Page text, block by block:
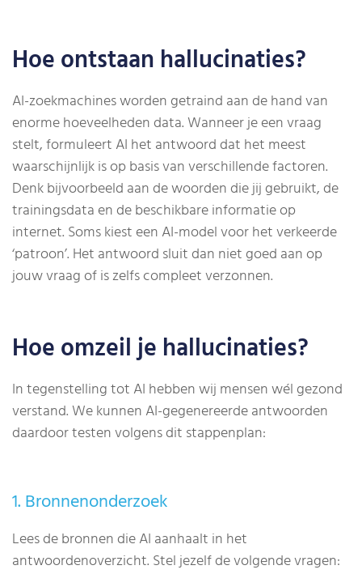
Hoe ontstaan hallucinaties?
AI-zoekmachines worden getraind aan de hand van
enorme hoeveelheden data. Wanneer je een vraag
stelt, formuleert AI het antwoord dat het meest
waarschijnlijk is op basis van verschillende factoren.
Denk bijvoorbeeld aan de woorden die jij gebruikt, de
trainingsdata en de beschikbare informatie op
internet. Soms kiest een AI-model voor het verkeerde
‘patroon’. Het antwoord sluit dan niet goed aan op
jouw vraag of is zelfs compleet verzonnen.
Hoe omzeil je hallucinaties?
In tegenstelling tot AI hebben wij mensen wél gezond
verstand. We kunnen AI-gegenereerde antwoorden
daardoor testen volgens dit stappenplan:
1. Bronnenonderzoek
Lees de bronnen die AI aanhaalt in het
antwoordenoverzicht. Stel jezelf de volgende vragen: